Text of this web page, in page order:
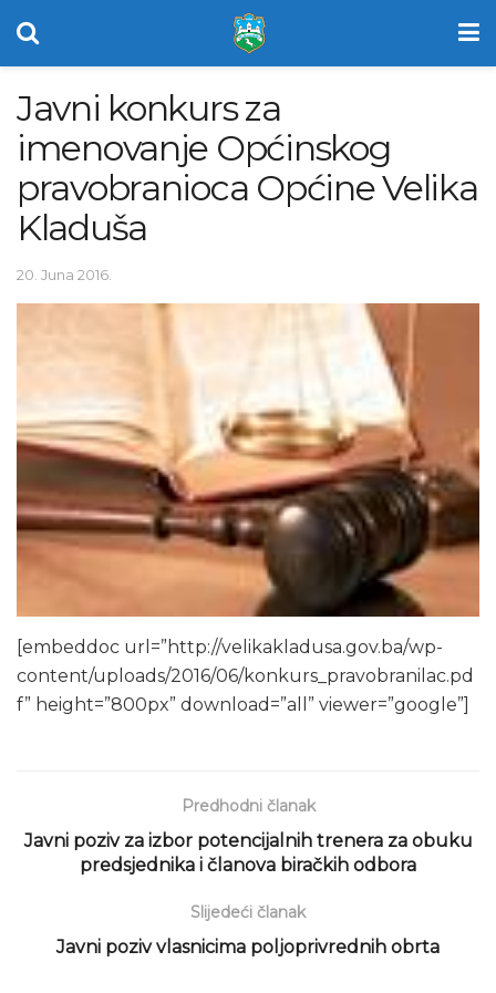
Javni konkurs za
imenovanje Općinskog
pravobranioca Općine Velika
Kladuša
20. Juna 2016.
[embeddoc url=”http://velikakladusa.gov.ba/wp-
content/uploads/2016/06/konkurs_pravobranilac.pd
f” height=”800px” download=”all” viewer=”google”]
Predhodni članak
Javni poziv za izbor potencijalnih trenera za obuku
predsjednika i članova biračkih odbora
Slijedeći članak
Javni poziv vlasnicima poljoprivrednih obrta